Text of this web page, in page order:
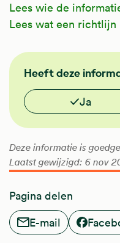
Lees wie de
Lees wat een
NHG
Heeft deze
Vond je dezeJa
Deze informatie is
Laatst gewijzigd: 6 nov
Pagina delen
E-mail